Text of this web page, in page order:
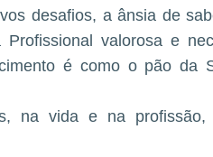
desafios, a ânsia de
valorosa e
é como o pão da
na vida e na